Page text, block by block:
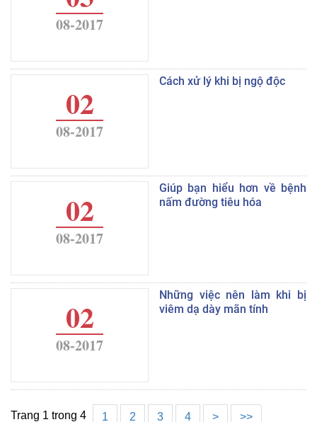
08-2017
02
08-2017
Cách xử lý khi bị ngộ độc
02
08-2017
Giúp bạn hiểu hơn về bệnh
nấm đường tiêu hóa
02
08-2017
Những việc nên làm khi bị
viêm dạ dày mãn tính
Trang 1 trong 4 1 2 3 4 > >>